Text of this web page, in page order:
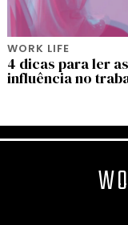
WORK LIFE
4 dicas para ler
influência no